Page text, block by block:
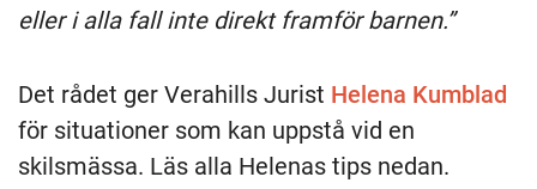
eller i alla fall inte direkt framför barnen.”
Det rådet ger Verahills Jurist Helena Kumblad
för situationer som kan uppstå vid en
skilsmässa. Läs alla Helenas tips nedan.